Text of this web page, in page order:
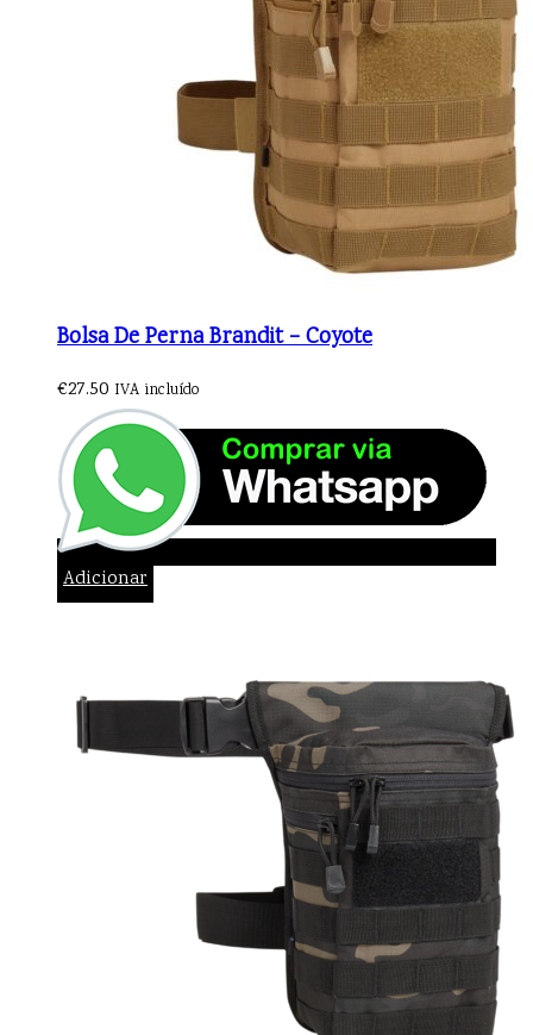
Bolsa De Perna Brandit – Coyote
€27.50 IVA incluído
Adicionar